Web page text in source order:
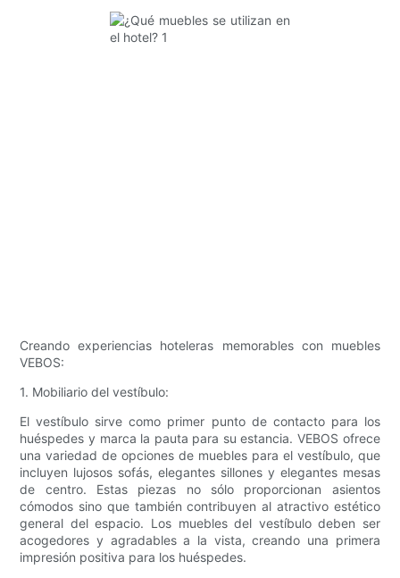
Creando experiencias hoteleras memorables con muebles
VEBOS:
1. Mobiliario del vestíbulo:
El vestíbulo sirve como primer punto de contacto para los
huéspedes y marca la pauta para su estancia. VEBOS ofrece
una variedad de opciones de muebles para el vestíbulo, que
incluyen lujosos sofás, elegantes sillones y elegantes mesas
de centro. Estas piezas no sólo proporcionan asientos
cómodos sino que también contribuyen al atractivo estético
general del espacio. Los muebles del vestíbulo deben ser
acogedores y agradables a la vista, creando una primera
impresión positiva para los huéspedes.